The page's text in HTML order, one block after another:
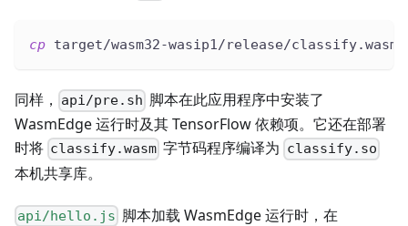
cp target/wasm32-wasip1/release/classify.wasm
同样， api/pre.sh 脚本在此应用程序中安装了
WasmEdge 运行时及其 TensorFlow 依赖项。它还在部署
时将 classify.wasm 字节码程序编译为 classify.so
本机共享库。
api/hello.js 脚本加载 WasmEdge 运行时，在